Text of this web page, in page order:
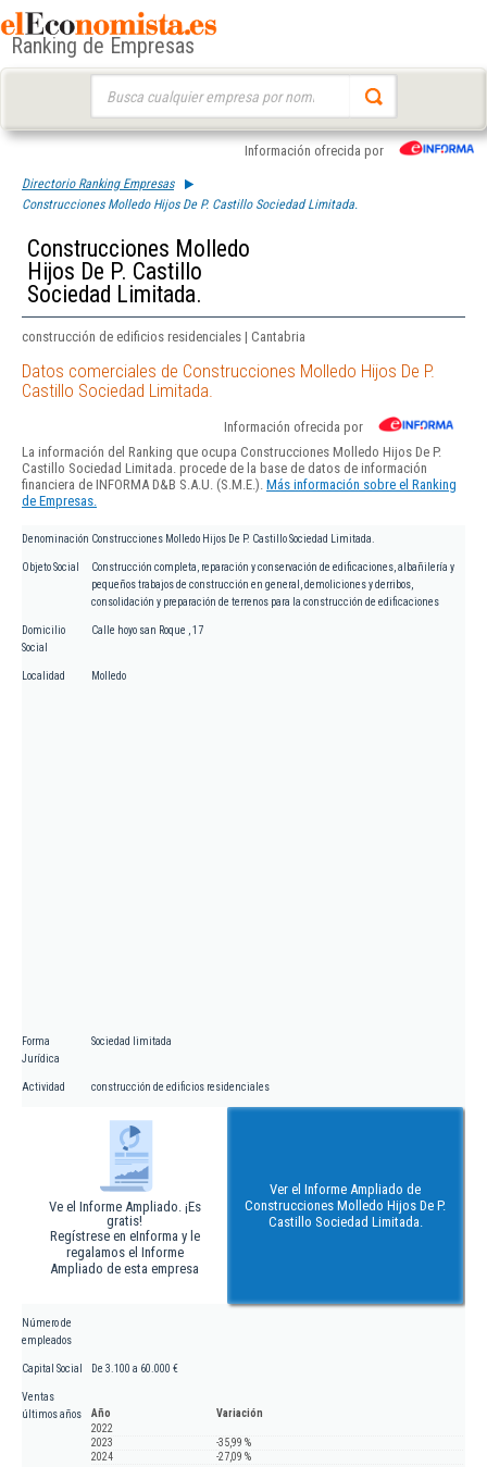
Ranking de Empresas
Información ofrecida por
Directorio Ranking Empresas
Construcciones Molledo Hijos De P. Castillo Sociedad Limitada.
Construcciones Molledo
Hijos De P. Castillo
Sociedad Limitada.
construcción de edificios residenciales | Cantabria
Datos comerciales de Construcciones Molledo Hijos De P.
Castillo Sociedad Limitada.
Información ofrecida por
La información del Ranking que ocupa Construcciones Molledo Hijos De P.
Castillo Sociedad Limitada. procede de la base de datos de información
financiera de INFORMA D&B S.A.U. (S.M.E.). Más información sobre el Ranking
de Empresas.
Denominación Construcciones Molledo Hijos De P. Castillo Sociedad Limitada.
Objeto Social
Construcción completa, reparación y conservación de edificaciones, albañilería y
pequeños trabajos de construcción en general, demoliciones y derribos,
consolidación y preparación de terrenos para la construcción de edificaciones
Domicilio
Social
Calle hoyo san Roque , 17
Localidad Molledo
Forma
Jurídica
Sociedad limitada
Actividad construcción de edificios residenciales
Ve el Informe Ampliado. ¡Es
gratis!
Regístrese en eInforma y le
regalamos el Informe
Ampliado de esta empresa
Ver el Informe Ampliado de
Construcciones Molledo Hijos De P.
Castillo Sociedad Limitada.
Número de
empleados
Capital Social De 3.100 a 60.000 €
Ventas
últimos años
Año
Variación
2022
2023
-35,99 %
2024
-27,09 %